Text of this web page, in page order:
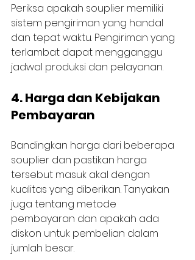
Periksa apakah souplier memiliki
sistem pengiriman yang handal
dan tepat waktu. Pengiriman yang
terlambat dapat mengganggu
jadwal produksi dan pelayanan.
4. Harga dan Kebijakan
Pembayaran
Bandingkan harga dari beberapa
souplier dan pastikan harga
tersebut masuk akal dengan
kualitas yang diberikan. Tanyakan
juga tentang metode
pembayaran dan apakah ada
diskon untuk pembelian dalam
jumlah besar.